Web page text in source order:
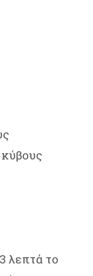
λεπτά το